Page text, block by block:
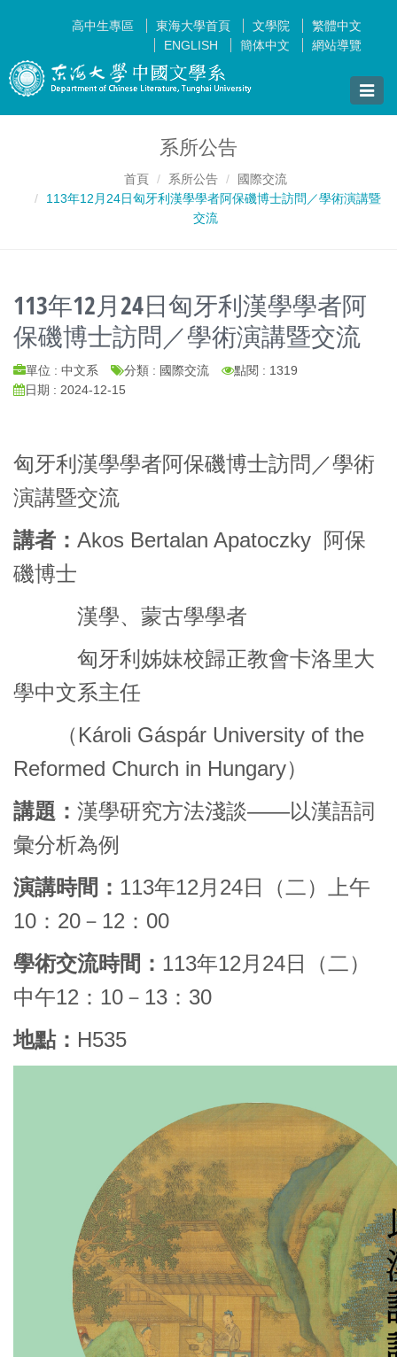
高中生專區 東海大學首頁 文學院
繁體中文
ENGLISH
簡体中文 網站導覽
Toggle
系所公告
首頁 系所公告
國際交流
113年12月24日匈牙利漢學學者阿保磯博士訪問／學術演講暨
交流
113年12月24日匈牙利漢學學者阿
保磯博士訪問／學術演講暨交流
單位 : 中文系 分類 : 國際交流
點閱 : 1319
日期 : 2024-12-15
匈牙利漢學學者阿保磯博士訪問／學術
演講暨交流
講者： Akos Bertalan Apatoczky 阿保
磯博士
漢學、蒙古學學者
匈牙利姊妹校歸正教會卡洛里大
學中文系主任
（Károli Gáspár University of the
Reformed Church in Hungary）
講題： 漢學研究方法淺談——以漢語詞
彙分析為例
演講時間： 113年12月24日（二）上午
10：20－12：00
學術交流時間： 113年12月24日（二）
中午12：10－13：30
地點： H535